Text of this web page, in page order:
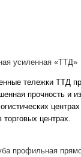
усиленная «ТТД»
тележки ТТД
прочность и
центрах.
профильная